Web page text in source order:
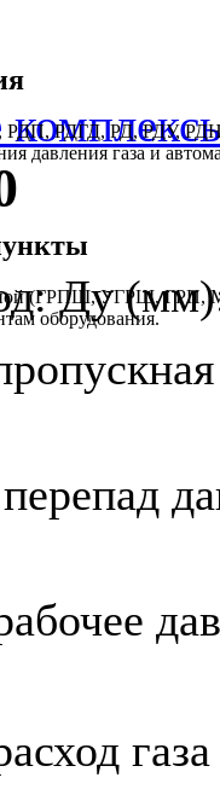
РДП, РДГД, РД, РДУ,
давления газа и
(ГРПШ, УГРШ, ГРП,
оборудования.
Ду